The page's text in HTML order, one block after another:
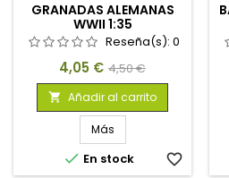
GRANADAS ALEMANAS
WWII 1:35
Reseña(s): 0
Precio
4,05 € Precio
base
4,50 €
 Añadir al carrito
Más
 En stock favorite_border